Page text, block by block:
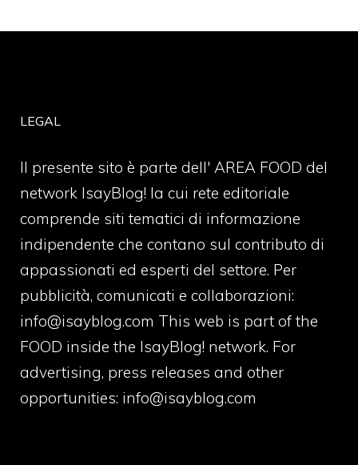
LEGAL
Il presente sito è parte dell' AREA FOOD del
network IsayBlog! la cui rete editoriale
comprende siti tematici di informazione
indipendente che contano sul contributo di
appassionati ed esperti del settore. Per
pubblicità, comunicati e collaborazioni:
info@isayblog.com This web is part of the
FOOD inside the IsayBlog! network. For
advertising, press releases and other
opportunities: info@isayblog.com